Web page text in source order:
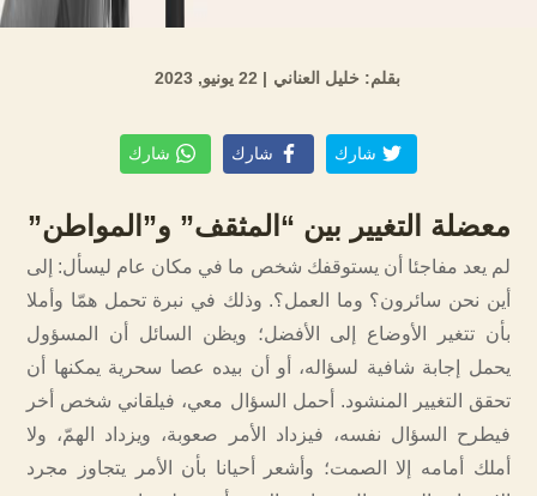
بقلم: خليل العناني | 22 يونيو, 2023
شارك شارك شارك
معضلة التغيير بين “المثقف” و”المواطن”
لم يعد مفاجئا أن يستوقفك شخص ما في مكان عام ليسأل: إلى
أين نحن سائرون؟ وما العمل؟. وذلك في نبرة تحمل همّا وأملا
بأن تتغير الأوضاع إلى الأفضل؛ ويظن السائل أن المسؤول
يحمل إجابة شافية لسؤاله، أو أن بيده عصا سحرية يمكنها أن
تحقق التغيير المنشود. أحمل السؤال معي، فيلقاني شخص أخر
فيطرح السؤال نفسه، فيزداد الأمر صعوبة، ويزداد الهمّ، ولا
أملك أمامه إلا الصمت؛ وأشعر أحيانا بأن الأمر يتجاوز مجرد